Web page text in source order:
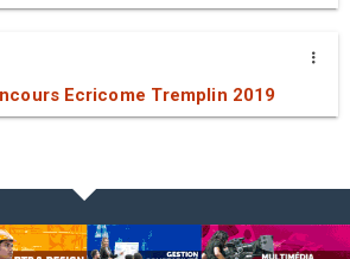
Ecricome Tremplin 2019